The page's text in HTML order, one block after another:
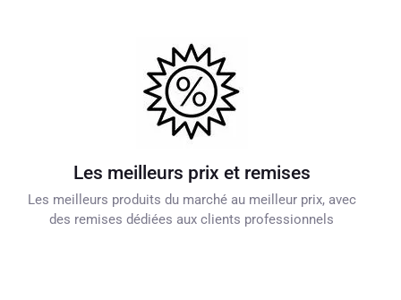
Les meilleurs prix et remises
Les meilleurs produits du marché au meilleur prix, avec
des remises dédiées aux clients professionnels